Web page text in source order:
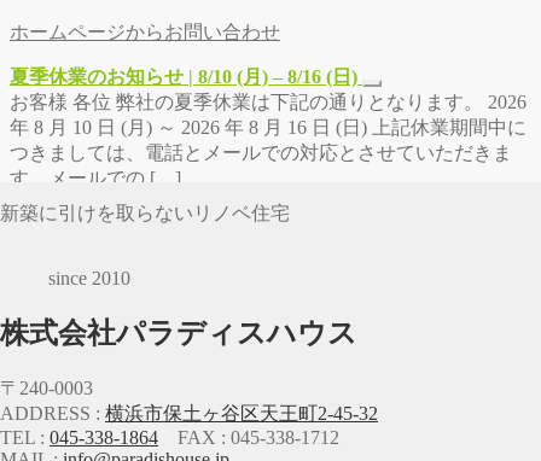
新築に引けを取らないリノベ住宅
since 2010
株式会社パラディスハウス
〒240-0003
ADDRESS : 横浜市保土ヶ谷区天王町2-45-32
TEL : 045-338-1864 FAX : 045-338-1712
ホームページからお問い合わせ
夏季休業のお知らせ | 8/10 (月) – 8/16 (日)
お客様 各位 弊社の夏季休業は下記の通りとなります。 2026
年 8 月 10 日 (月) ～ 2026 年 8 月 16 日 (日) 上記休業期間中に
つきましては、電話とメールでの対応とさせていただきま
す。メールでの […]